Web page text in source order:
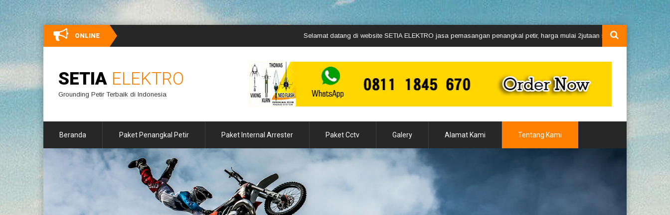
ONLINE Selamat datang di website SETIA ELEKTRO jasa pemasangan penangkal petir, harga mulai 2jutaan segera hubungi kami via
SETIA ELEKTRO
Grounding Petir Terbaik di Indonesia
Beranda Paket Penangkal Petir Paket Internal Arrester Paket Cctv Galery Alamat Kami Tentang Kami